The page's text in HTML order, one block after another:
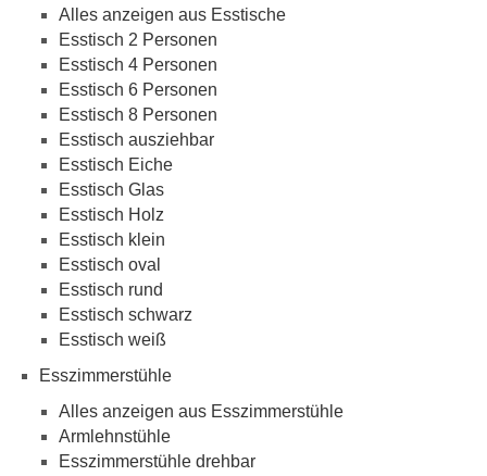
Alles anzeigen aus Esstische
Esstisch 2 Personen
Esstisch 4 Personen
Esstisch 6 Personen
Esstisch 8 Personen
Esstisch ausziehbar
Esstisch Eiche
Esstisch Glas
Esstisch Holz
Esstisch klein
Esstisch oval
Esstisch rund
Esstisch schwarz
Esstisch weiß
Esszimmerstühle
Alles anzeigen aus Esszimmerstühle
Armlehnstühle
Esszimmerstühle drehbar